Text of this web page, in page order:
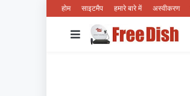
होम साइटमैप हमारे बारे में अस्वीकरण